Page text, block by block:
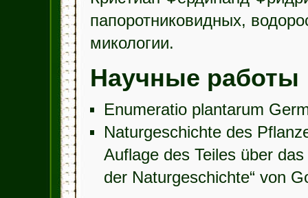
папоротниковидных,
микологии.
Научные работы
Enumeratio plantarum
Naturgeschichte des
Auflage des Teiles über
der Naturgeschichte“ von